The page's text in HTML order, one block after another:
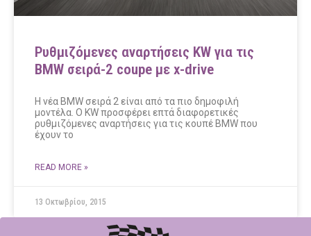
Ρυθμιζόμενες αναρτήσεις KW για τις
BMW σειρά-2 coupe με x-drive
Η νέα BMW σειρά 2 είναι από τα πιο δημοφιλή
μοντέλα. Ο KW προσφέρει επτά διαφορετικές
ρυθμιζόμενες αναρτήσεις για τις κουπέ BMW που
έχουν το
READ MORE »
13 Οκτωβρίου, 2015